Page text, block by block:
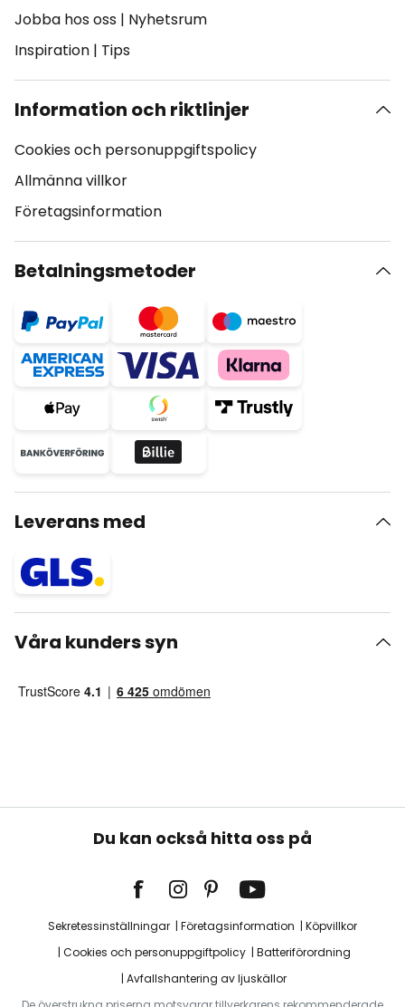
Jobba hos oss | Nyhetsrum
Inspiration | Tips
Information och riktlinjer
Cookies och personuppgiftspolicy
Allmänna villkor
Företagsinformation
Betalningsmetoder
Leverans med
Våra kunders syn
Du kan också hitta oss på
Sekretessinställningar Företagsinformation
Köpvillkor
Cookies och personuppgiftpolicy
Batteriförordning
Avfallshantering av ljuskällor